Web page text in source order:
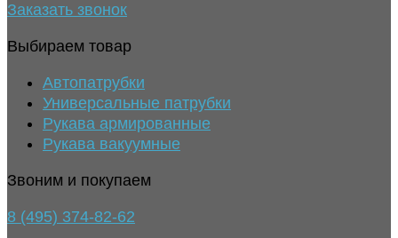
Заказать звонок
Выбираем товар
Автопатрубки
Универсальные патрубки
Рукава армированные
Рукава вакуумные
Звоним и покупаем
8 (495) 374-82-62